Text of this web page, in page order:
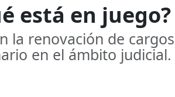
está en juego?
la renovación de
en el ámbito judicial.